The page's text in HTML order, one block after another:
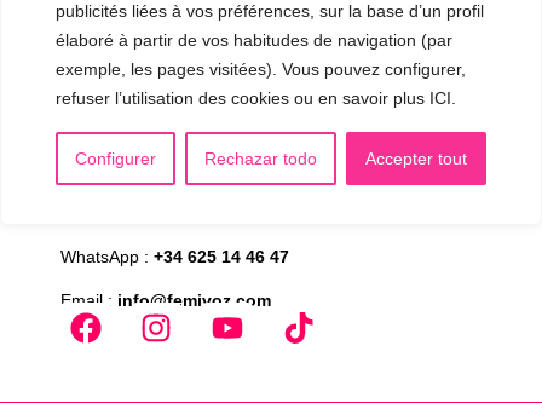
publicités liées à vos préférences, sur la base d’un profil
élaboré à partir de vos habitudes de navigation (par
exemple, les pages visitées). Vous pouvez configurer,
refuser l’utilisation des cookies ou en savoir plus ICI.
Configurer Rechazar todo Accepter tout
▪️ Modification de l’accent
▪️ Caractérisation de la voix
WhatsApp : +34 625 14 46 47
Email : info@femivoz.com